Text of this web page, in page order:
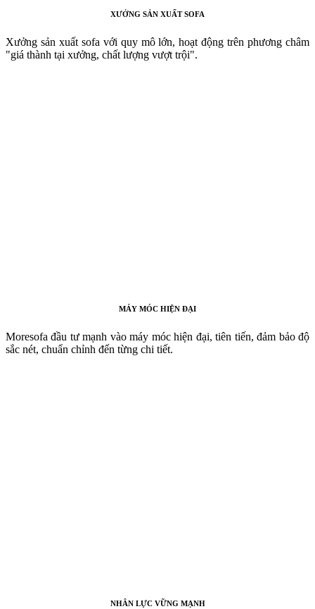
XƯỞNG SẢN XUẤT SOFA
Xưởng sản xuất sofa với quy mô lớn, hoạt động trên phương châm
"giá thành tại xưởng, chất lượng vượt trội".
MÁY MÓC HIỆN ĐẠI
Moresofa đầu tư mạnh vào máy móc hiện đại, tiên tiến, đảm bảo độ
sắc nét, chuẩn chỉnh đến từng chi tiết.
NHÂN LỰC VỮNG MẠNH